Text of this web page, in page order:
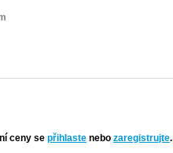
ceny se přihlaste nebo zaregistrujte.